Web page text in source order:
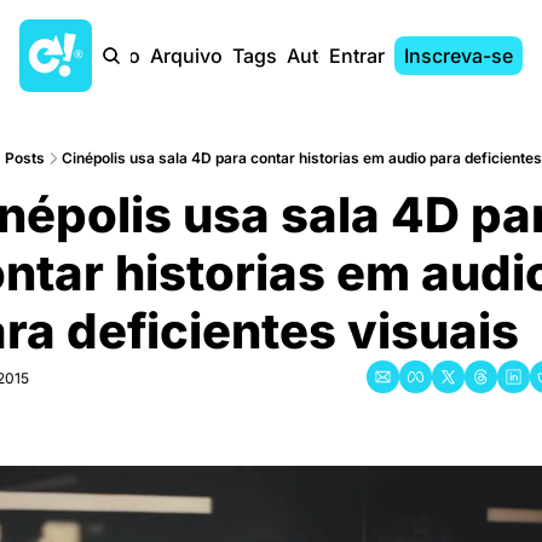
Início Arquivo Tags AutoresEntrar Inscreva-se
Posts Cinépolis usa sala 4D para contar historias em audio para
usa sala 4D
historias em
deficientes visuais